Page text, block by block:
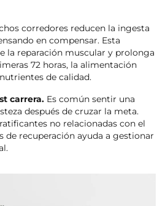
corredores reducen la ingesta
en compensar. Esta
la reparación muscular y prolonga
72 horas, la alimentación
de calidad.
carrera. Es común sentir una
después de cruzar la meta.
no relacionadas con el
de recuperación ayuda a gestionar